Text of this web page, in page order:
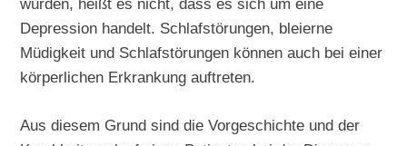
Depression handelt. Schlafstörungen, bleierne
Müdigkeit und Schlafstörungen können auch bei einer
körperlichen Erkrankung auftreten.
Aus diesem Grund sind die Vorgeschichte und der